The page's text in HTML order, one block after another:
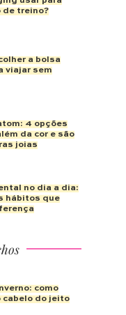
de treino?
a bolsa
viajar sem
4 opções
da cor e são
joias
no dia a dia:
hábitos que
como
cabelo do jeito